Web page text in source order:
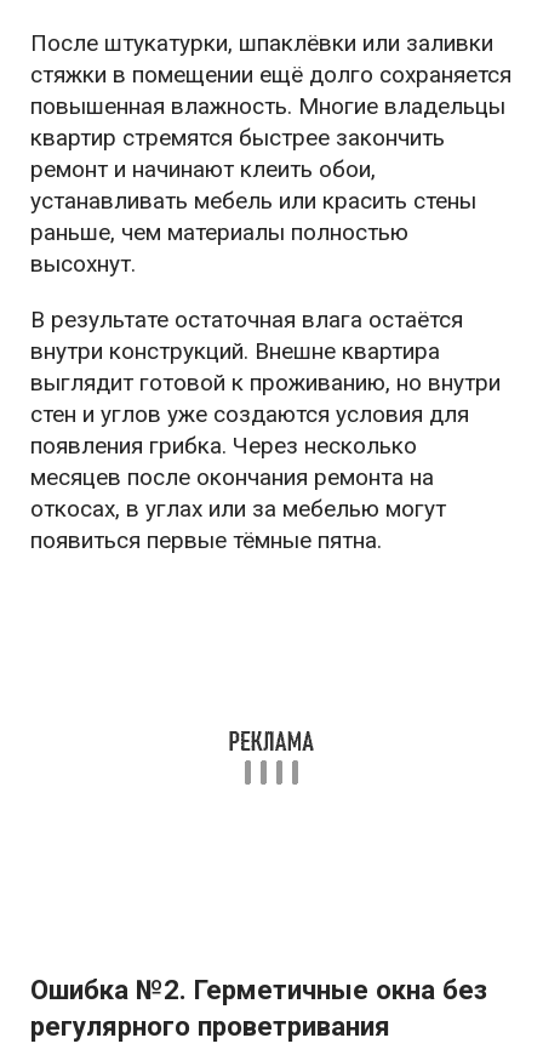
После штукатурки, шпаклёвки или заливки
стяжки в помещении ещё долго сохраняется
повышенная влажность. Многие владельцы
квартир стремятся быстрее закончить
ремонт и начинают клеить обои,
устанавливать мебель или красить стены
раньше, чем материалы полностью
высохнут.
В результате остаточная влага остаётся
внутри конструкций. Внешне квартира
выглядит готовой к проживанию, но внутри
стен и углов уже создаются условия для
появления грибка. Через несколько
месяцев после окончания ремонта на
откосах, в углах или за мебелью могут
появиться первые тёмные пятна.
Ошибка №2. Герметичные окна без
регулярного проветривания